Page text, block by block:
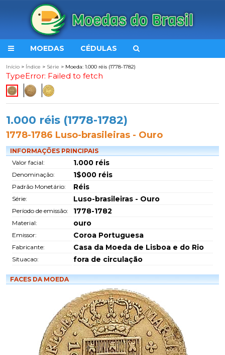
MOEDAS CÉDULAS
Início > Índice > Série > Moeda: 1.000 réis (1778-1782)
TypeError: Failed to fetch
1.000 réis (1778-1782)
1778-1786 Luso-brasileiras - Ouro
INFORMAÇÕES PRINCIPAIS
Valor facial:
1.000 réis
Denominação: 1$000 réis
Padrão Monetário: Réis
Série: Luso-brasileiras - Ouro
Período de emissão: 1778-1782
Material: ouro
Emissor: Coroa Portuguesa
Fabricante: Casa da Moeda de Lisboa e do Rio
Situacao: fora de circulação
FACES DA MOEDA